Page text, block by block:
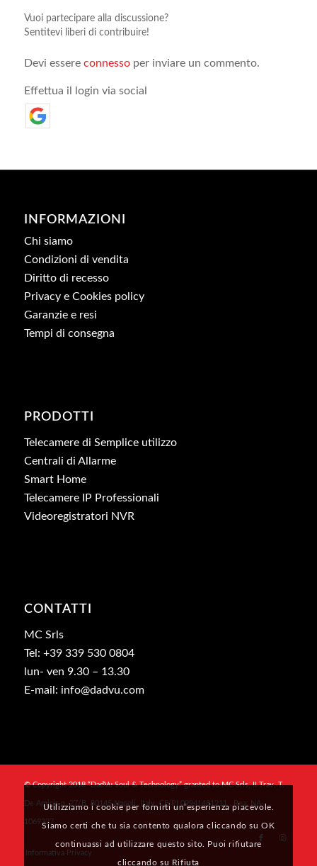
Vuoi partecipare alla discussione?
Sentitevi liberi di contribuire!
Devi essere connessoper inviare un commento.
Effettua il login via social
INFORMAZIONI
Chi siamo
Condizioni di vendita
Diritto di recesso
Privacy e Cookies policy
Garanzie e resi
Tempi di consegna
PRODOTTI
Telecamere di Semplice utilizzo
Centrali di Allarme
Smart Home
Telecamere IP Professionali
Videoregistratori NVR
CONTATTI
MC Srls
Tel: +39 339 530 0804
lun- ven 9.30 – 13.30
E-mail: info@dadvu.com
© Copyright 2018 “DadVu Soul & Technology” granted to MC Srls, II Trav. T.
De Amicis n. 27/B, 80145 Napoli, Italy, CF/PI 09941481211 , Rea: NA-
1069327
Informativa Privacy
Utilizziamo i cookie per fornirti un’esperienza piacevole.
Siamo certi che tu sia contento qualora cliccando su OK
continuassi ad utilizzare questo sito. Puoi rifiutare
cliccando su Rifiuta